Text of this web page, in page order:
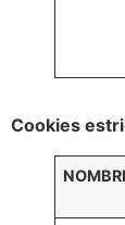
Cookies